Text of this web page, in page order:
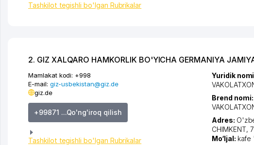
Tashkilot tegishli bo'lgan Rubrikalar
2. GIZ XALQARO HAMKORLIK BO'YICHA GERMANIYA
Mamlakat kodi: +998
E-mail: giz-usbekistan@giz.de
giz.de
+99871 ...Qo'ng'iroq qilish
Tashkilot tegishli bo'lgan Rubrikalar
Yuridik
Brend nomi:
Adres:
CHIMKENT,
Mo‘ljal: kafe